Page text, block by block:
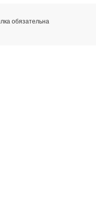
обязательна